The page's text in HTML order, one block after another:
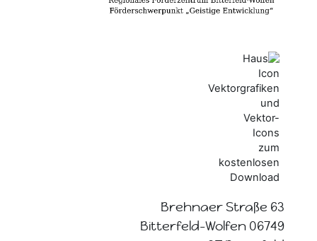
Brehnaer Straße 63
06749 Bitterfeld-Wolfen